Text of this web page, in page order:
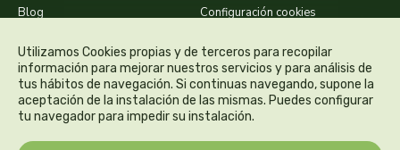
Utilizamos Cookies propias y de terceros para recopilar
información para mejorar nuestros servicios y para análisis de
tus hábitos de navegación. Si continuas navegando, supone la
aceptación de la instalación de las mismas. Puedes configurar
tu navegador para impedir su instalación.
Blog
Configuración cookies
galenatur
geamed